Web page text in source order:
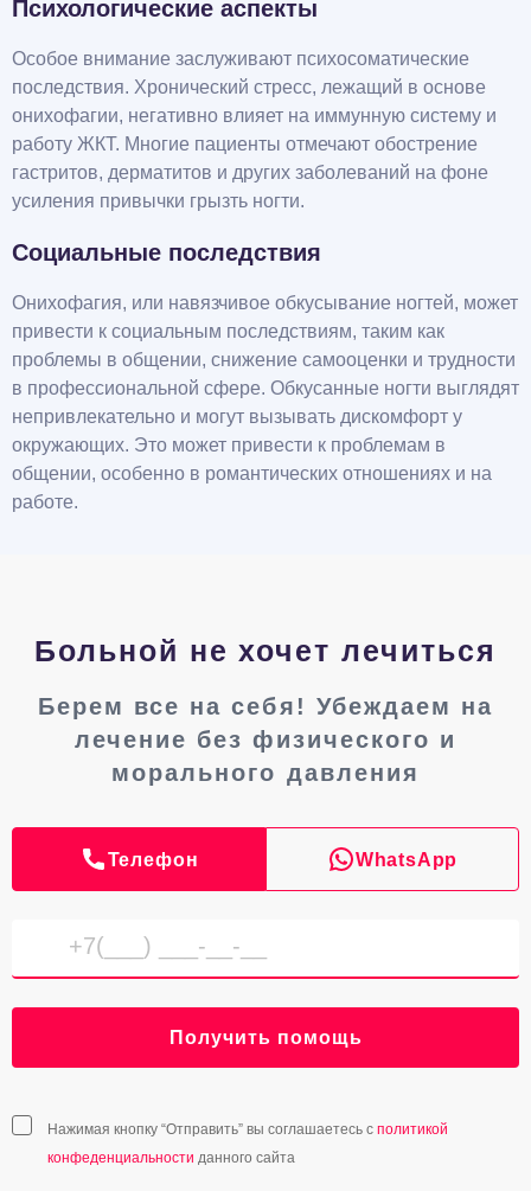
Психологические аспекты
Особое внимание заслуживают психосоматические
последствия. Хронический стресс, лежащий в основе
онихофагии, негативно влияет на иммунную систему и
работу ЖКТ. Многие пациенты отмечают обострение
гастритов, дерматитов и других заболеваний на фоне
усиления привычки грызть ногти.
Социальные последствия
Онихофагия, или навязчивое обкусывание ногтей, может
привести к социальным последствиям, таким как
проблемы в общении, снижение самооценки и трудности
в профессиональной сфере. Обкусанные ногти выглядят
непривлекательно и могут вызывать дискомфорт у
окружающих. Это может привести к проблемам в
общении, особенно в романтических отношениях и на
работе.
Больной не хочет лечиться
Берем все на себя! Убеждаем на
лечение без физического и
морального давления
Телефон WhatsApp
Получить помощь
Нажимая кнопку “Отправить” вы соглашаетесь с политикой
конфеденциальности данного сайта